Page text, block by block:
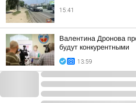
15:41
Валентина Дронова
будут конкурентными
13:59